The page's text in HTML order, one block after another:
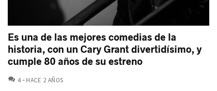
Es una de las mejores comedias de la
historia, con un Cary Grant divertidísimo, y
cumple 80 años de su estreno
4 COMENTARIOS
HACE 2 AÑOS